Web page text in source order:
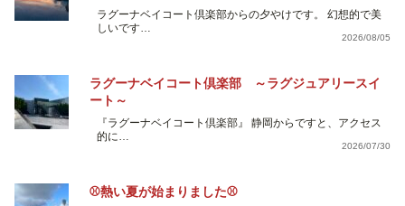
ラグーナベイコート倶楽部からの夕やけです。 幻想的で美
しいです…
2026/08/05
ラグーナベイコート倶楽部 ～ラグジュアリースイ
ート～
『ラグーナベイコート倶楽部』 静岡からですと、アクセス
的に…
2026/07/30
⚾熱い夏が始まりました⚾